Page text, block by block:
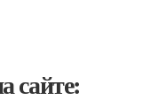
сайте: